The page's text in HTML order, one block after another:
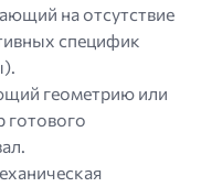
на отсутствие
специфик
геометрию или
готового